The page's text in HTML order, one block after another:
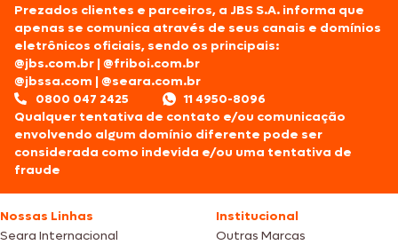
Prezados clientes e parceiros, a JBS S.A. informa que
apenas se comunica através de seus canais e domínios
eletrônicos oficiais, sendo os principais:
@jbs.com.br |@friboi.com.br
@jbssa.com |@seara.com.br
0800 047 2425
11 4950-8096
Qualquer tentativa de contato e/ou comunicação
envolvendo algum domínio diferente pode ser
considerada como indevida e/ou uma tentativa de
fraude
Nossas Linhas
Seara Internacional
Institucional
Outras Marcas